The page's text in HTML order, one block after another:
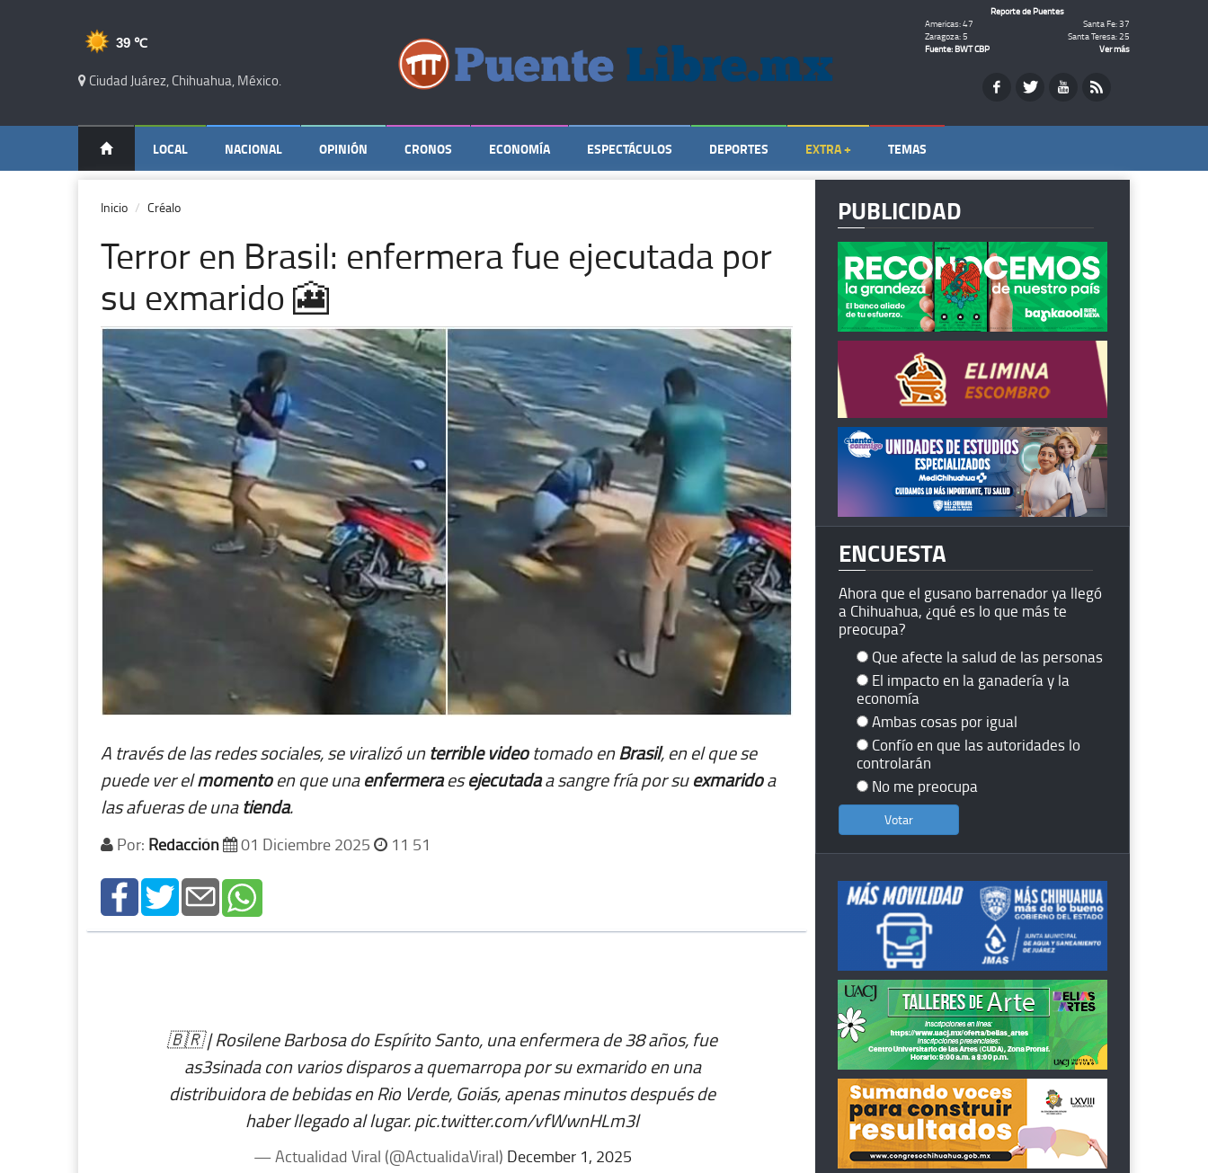
39 ℃
Ciudad Juárez, Chihuahua, México.
Reporte de Puentes
Americas: 47
Santa Fe: 37
Zaragoza: 5
Santa Teresa: 25
Fuente: BWT CBP
Ver más
LOCAL NACIONAL OPINIÓN CRONOS ECONOMÍA ESPECTÁCULOS DEPORTES EXTRA + TEMAS
Inicio Créalo
Terror en Brasil: enfermera fue ejecutada por
su exmarido 🎦
A través de las redes sociales, se viralizó unterrible videotomado enBrasil, en el que se
puede ver elmomentoen que unaenfermeraesejecutadaa sangre fría por suexmaridoa
las afueras de unatienda.
Por: Redacción 01 Diciembre 2025 11 51
🇧🇷 | Rosilene Barbosa do Espírito Santo, una enfermera de 38 años, fue
as3sinada con varios disparos a quemarropa por su exmarido en una
distribuidora de bebidas en Rio Verde, Goiás, apenas minutos después de
haber llegado al lugar.pic.twitter.com/vfWwnHLm3l
— Actualidad Viral (@ActualidaViral) December 1, 2025
PUBLICIDAD
ENCUESTA
Ahora que el gusano barrenador ya llegó
a Chihuahua, ¿qué es lo que más te
preocupa?
Que afecte la salud de las personas
El impacto en la ganadería y la
economía
Ambas cosas por igual
Confío en que las autoridades lo
controlarán
No me preocupa